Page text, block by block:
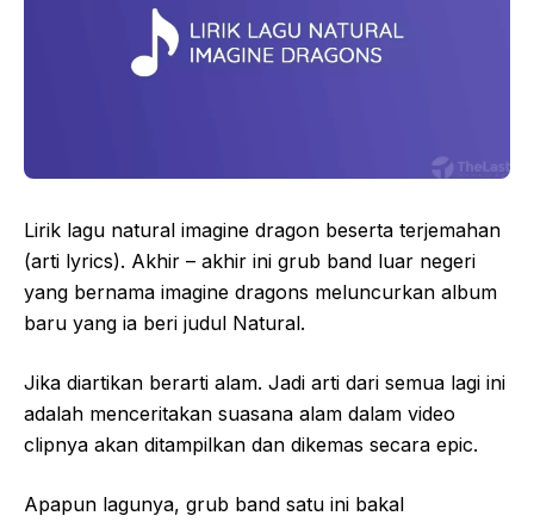
Lirik lagu natural imagine dragon beserta terjemahan
(arti lyrics). Akhir – akhir ini grub band luar negeri
yang bernama imagine dragons meluncurkan album
baru yang ia beri judul Natural.
Jika diartikan berarti alam. Jadi arti dari semua lagi ini
adalah menceritakan suasana alam dalam video
clipnya akan ditampilkan dan dikemas secara epic.
Apapun lagunya, grub band satu ini bakal